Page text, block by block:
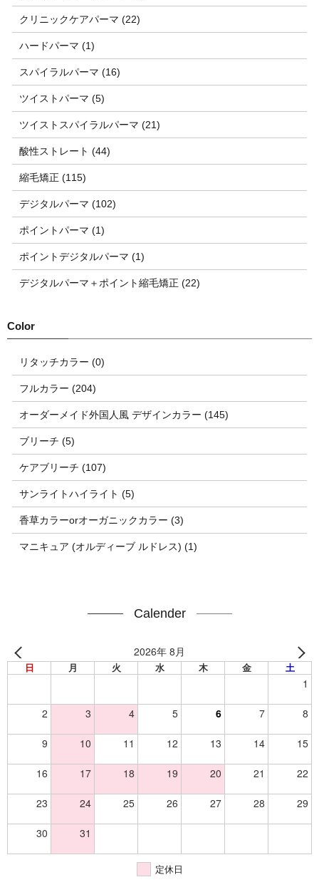
クリニックケアパーマ (22)
ハードパーマ (1)
スパイラルパーマ (16)
ツイストパーマ (5)
ツイストスパイラルパーマ (21)
酸性ストレート (44)
縮毛矯正 (115)
デジタルパーマ (102)
ポイントパーマ (1)
ポイントデジタルパーマ (1)
デジタルパーマ＋ポイント縮毛矯正 (22)
リタッチカラー (0)
フルカラー (204)
オーダーメイド外国人風 デザインカラー (145)
ブリーチ (5)
ケアブリーチ (107)
サンライトハイライト (5)
香草カラーorオーガニックカラー (3)
マニキュア (オルディーブ ルドレス) (1)
Calender
2026年 8月
日 月 火 水 木 金 土
1
2 3 4 5 6 7 8
9 10 11 12 13 14 15
16 17 18 19 20 21 22
23 24 25 26 27 28 29
30 31
定休日